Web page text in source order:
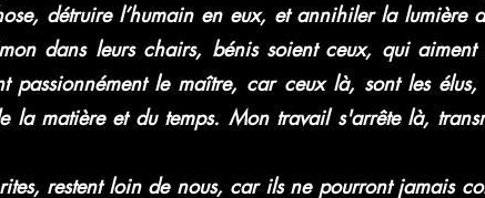
détruire l’humain en eux, et annihiler la lumière
dans leurs chairs, bénis soient ceux, qui aiment
passionnément le maître, car ceux là, sont les
la matière et du temps. Mon travail s'arrête là,
restent loin de nous, car ils ne pourront jamais